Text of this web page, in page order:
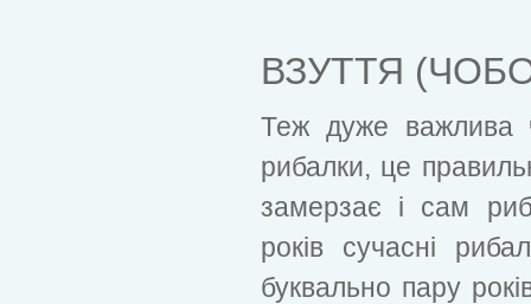
ВЗУТТЯ
Теж дуже важлива
рибалки, це
замерзає і сам
років сучасні
буквально пару